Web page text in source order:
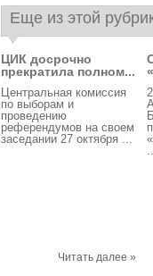
Еще из этой
ЦИК досрочно
прекратила полном...
Центральная комиссия
по выборам и
проведению
референдумов на своем
заседании 27 октября ...
Читать далее »